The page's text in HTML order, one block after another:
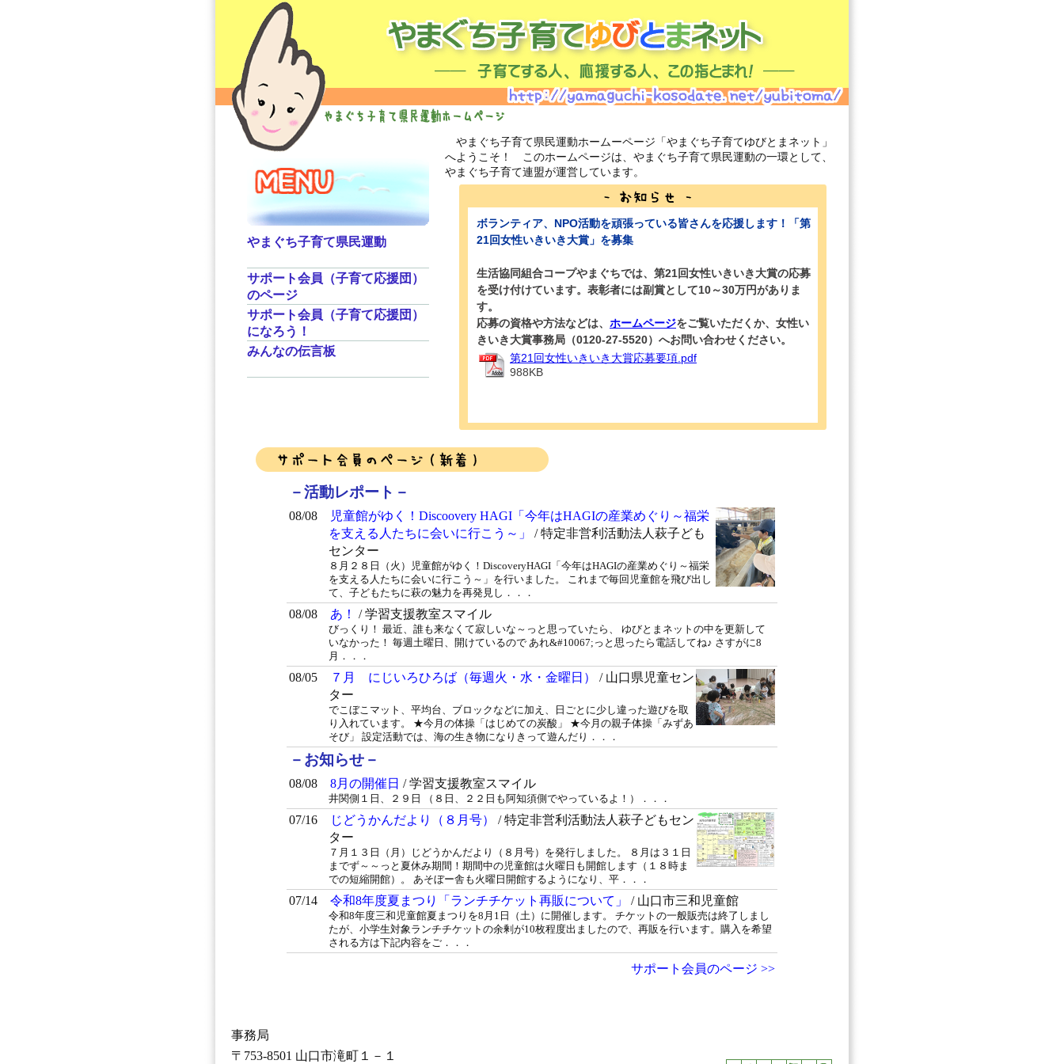
やまぐち子育て県民運動ホームーページ「やまぐち子育てゆびとまネット」
へようこそ！ このホームページは、やまぐち子育て県民運動の一環として、
やまぐち子育て連盟が運営しています。
やまぐち子育て県民運動
サポート会員（子育て応援団）
のページ
サポート会員（子育て応援団）
になろう！
みんなの伝言板
ボランティア、NPO活動を頑張っている皆さんを応援します！「第
21回女性いきいき大賞」を募集
生活協同組合コープやまぐちでは、第21回女性いきいき大賞の応募
を受け付けています。表彰者には副賞として10～30万円がありま
す。
応募の資格や方法などは、 ホームページをご覧いただくか、女性い
きいき大賞事務局（0120-27-5520）へお問い合わせください。
第21回女性いきいき大賞応募要項.pdf
988KB
－活動レポート－
08/08
児童館がゆく！Discoovery HAGI「今年はHAGIの産業めぐり～福栄
を支える人たちに会いに行こう～」
/ 特定非営利活動法人萩子ども
センター
８月２８日（火）児童館がゆく！DiscoveryHAGI「今年はHAGIの産業めぐり～福栄
を支える人たちに会いに行こう～」を行いました。 これまで毎回児童館を飛び出し
て、子どもたちに萩の魅力を再発見し．．．
08/08 あ！ / 学習支援教室スマイル
びっくり！ 最近、誰も来なくて寂しいな～っと思っていたら、 ゆびとまネットの中を更新して
いなかった！ 毎週土曜日、開けているので あれ&#10067;っと思ったら電話してね♪ さすがに8
月．．．
08/05 ７月 にじいろひろば（毎週火・水・金曜日）
/ 山口県児童セン
ター
でこぼこマット、平均台、ブロックなどに加え、日ごとに少し違った遊びを取
り入れています。 ★今月の体操「はじめての炭酸」 ★今月の親子体操「みずあ
そび」 設定活動では、海の生き物になりきって遊んだり．．．
－お知らせ－
08/08 8月の開催日 / 学習支援教室スマイル
井関側１日、２９日 （８日、２２日も阿知須側でやっているよ！）．．．
07/16 じどうかんだより（８月号）
/ 特定非営利活動法人萩子どもセン
ター
７月１３日（月）じどうかんだより（８月号）を発行しました。 ８月は３１日
までず～～っと夏休み期間！期間中の児童館は火曜日も開館します（１８時ま
での短縮開館）。 あそぼー舎も火曜日開館するようになり、平．．．
07/14 令和8年度夏まつり「ランチチケット再販について」 / 山口市三和児童館
令和8年度三和児童館夏まつりを8月1日（土）に開催します。 チケットの一般販売は終了しまし
たが、小学生対象ランチチケットの余剰が10枚程度出ましたので、再販を行います。購入を希望
される方は下記内容をご．．．
サポート会員のページ >>
事務局
〒753-8501 山口市滝町１－１